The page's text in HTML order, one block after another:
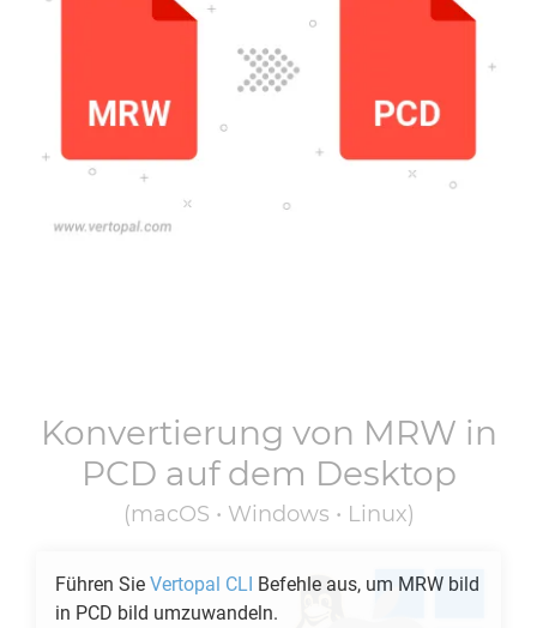
Konvertierung von MRW in
PCD auf dem Desktop
(macOS • Windows • Linux)
Führen Sie Vertopal CLI Befehle aus, um MRW bild
in PCD bild umzuwandeln.